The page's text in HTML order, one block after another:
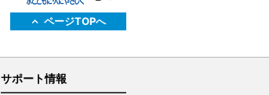
ページTOPへ
サポート情報